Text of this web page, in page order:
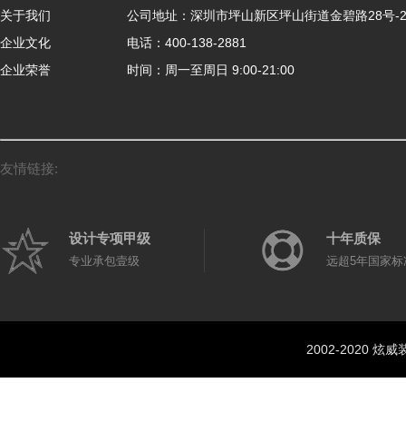
关于我们
企业文化
企业荣誉
公司地址：深圳市坪山新区坪山街道金碧路28号-2
电话：400-138-2881
时间：周一至周日 9:00-21:00
友情链接:
设计专项甲级
专业承包壹级
十年质保
远超5年国家标
2002-2020 炫威